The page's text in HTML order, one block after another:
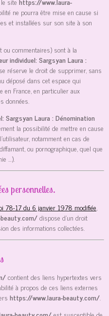
ne pourra être mise en cause si
et installées sur son site à son
ou commentaires) sont à la
individuel: Sargsyan Laura :
se réserve le droit de supprimer, sans
déposé dans cet espace qui
en France, en particulier aux
données.
Sargsyan Laura : Dénomination
la possibilité de mettre en cause
notamment en cas de
ou pornographique, quel que
…).
personnelles.
78-17 du 6 janvier 1978 modifiée,
dispose d’un droit
des informations collectées.
contient des liens hypertextes vers
à propos de ces liens externes
https://www.laura-beauty.com/.